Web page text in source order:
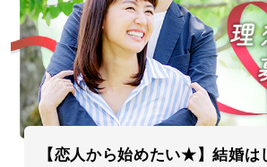
【恋人から始めたい★】結婚は